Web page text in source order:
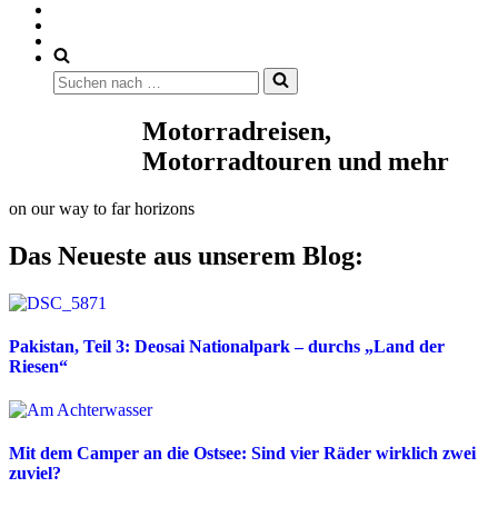
Suchen
nach …
Motorradreisen,
Motorradtouren und mehr
on our way to far horizons
Das Neueste aus unserem Blog:
Pakistan, Teil 3: Deosai Nationalpark – durchs „Land der
Riesen“
Mit dem Camper an die Ostsee: Sind vier Räder wirklich zwei
zuviel?